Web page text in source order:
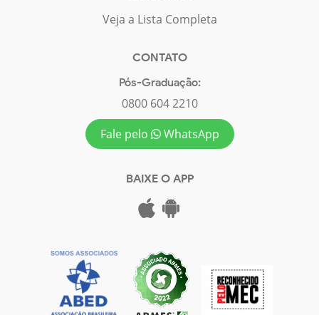
Veja a Lista Completa
CONTATO
Pós-Graduação:
0800 604 2210
Fale pelo
WhatsApp
BAIXE O APP